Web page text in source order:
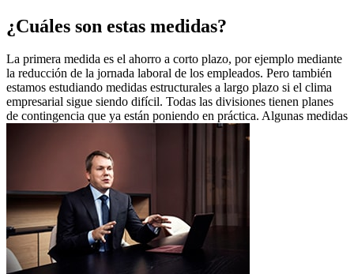
¿Cuáles son estas medidas?
La primera medida es el ahorro a corto plazo, por ejemplo mediante
la reducción de la jornada laboral de los empleados. Pero también
estamos estudiando medidas estructurales a largo plazo si el clima
empresarial sigue siendo difícil. Todas las divisiones tienen planes
de contingencia que ya están poniendo en práctica. Algunas medidas